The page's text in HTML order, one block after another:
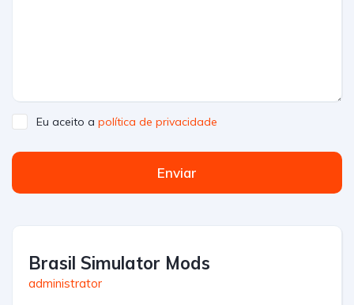
Eu aceito a política de privacidade
Enviar
Brasil Simulator Mods
administrator